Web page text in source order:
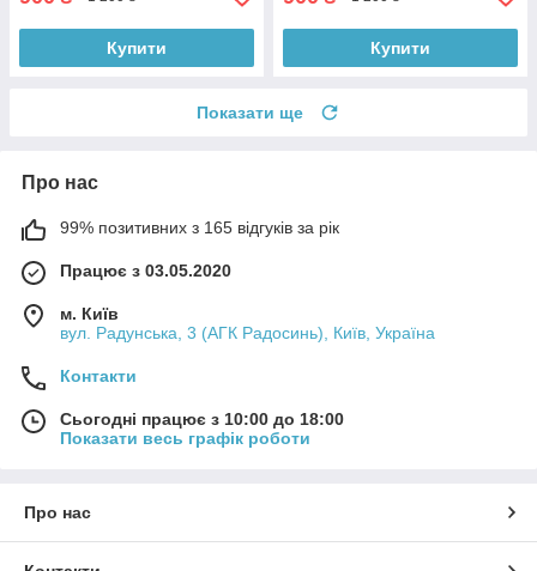
Купити Купити
Показати ще
Про нас
99% позитивних з 165 відгуків за рік
Працює з 03.05.2020
м. Київ
вул. Радунська, 3 (АГК Радосинь), Київ, Україна
Контакти
Сьогодні працює з 10:00 до 18:00
Показати весь графік роботи
Про нас